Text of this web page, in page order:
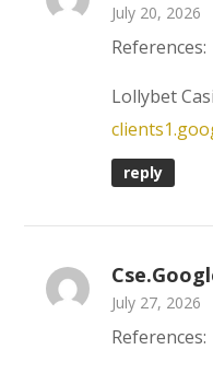
July 20, 2026
References:
Lollybet
reply
July 27, 2026
References: